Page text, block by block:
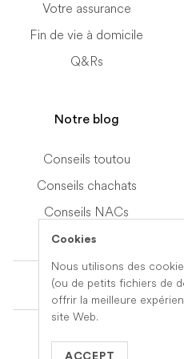
Cookies
Nous utilisons des
(ou de petits fichiers de
offrir la meilleure
site Web.
ACCEPT
Votre assurance
Fin de vie à domicile
Q&Rs
Notre blog
Conseils toutou
Conseils chachats
Conseils NACs
Terms of